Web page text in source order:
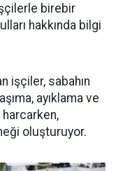
birebir
hakkında bilgi
işçiler, sabahın
ayıklama ve
oluşturuyor.